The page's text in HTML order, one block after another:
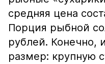
средняя цена
Порция рыбной
рублей. Конечно,
размер: крупную